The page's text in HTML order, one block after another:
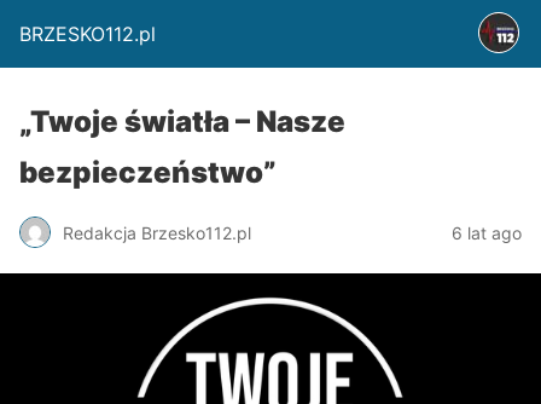
BRZESKO112.pl
„Twoje światła – Nasze
bezpieczeństwo”
Redakcja Brzesko112.pl 6 lat ago